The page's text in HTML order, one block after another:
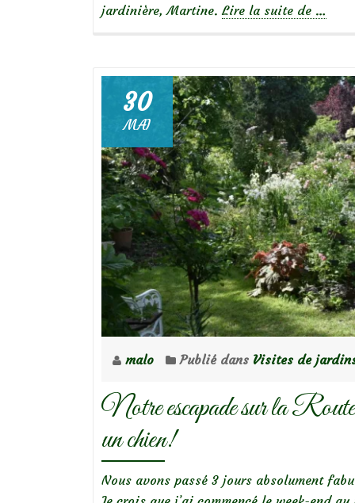
jardinière, Martine. Lire la suite de
jardin
de
privé)
…
30
MAI
malo Publié dans Visites de
Notre escapade sur la
un chien!
Nous avons passé 3 jours absolument